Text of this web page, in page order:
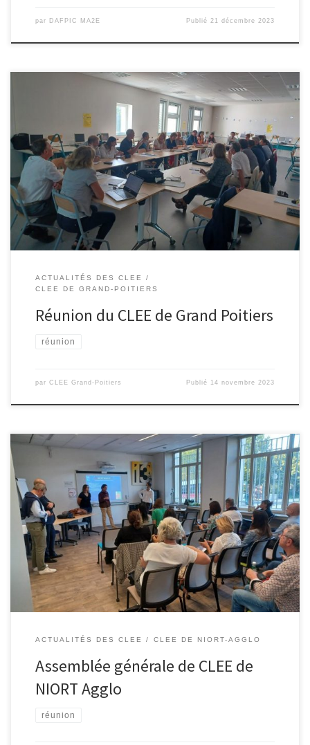
par DAFPIC MA2E Publié21 décembre 2023
C’est au Collège François Rabelais de Poitiers que Mme Laëtitia
ROUSSAT, nouvelle co-pilote du CLEE a reçu les particpants de la
plénière du CLEE de Grand Poitiers. A l’ordre du jour :◼ Ouverture
par les co-pilotes et invitation du Dasen de la Vienne◼
Présentation de la R2E Relation Ecole Entreprise […]
ACTUALITÉS DES CLEE
CLEE DE GRAND-POITIERS
Réunion du CLEE de Grand Poitiers
réunion
par CLEE Grand-Poitiers Publié 14 novembre 2023
C’est à l’invitation des co-pilotes du CLEE Niort Agglo, Emmanuelle
BERI, Amélie LEROUX, Philippe TERRASSIN, Christophe HUMBERT
et Jérôme SENTIS, que les membres du CLEE Niort Agglo se sont
réunis le mardi 26 septembre 2023 à Niort TECH pour leur
assemblée générale. A l’ordre du jour : La réunion a été […]
ACTUALITÉS DES CLEE CLEE DE NIORT-AGGLO
Assemblée générale de CLEE de
NIORT Agglo
réunion